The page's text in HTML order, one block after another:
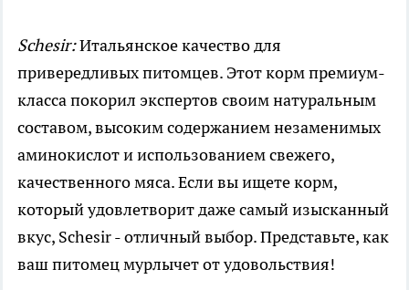
Schesir:Итальянское качество для
привередливых питомцев. Этот корм премиум-
класса покорил экспертов своим натуральным
составом, высоким содержанием незаменимых
аминокислот и использованием свежего,
качественного мяса. Если вы ищете корм,
который удовлетворит даже самый изысканный
вкус, Schesir - отличный выбор. Представьте, как
ваш питомец мурлычет от удовольствия!